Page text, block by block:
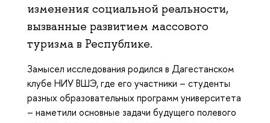
изменения социальной реальности,
вызванные развитием массового
туризма в Республике.
Замысел исследования родился в Дагестанском
клубе НИУ ВШЭ, где его участники – студенты
разных образовательных программ университета
– наметили основные задачи будущего полевого